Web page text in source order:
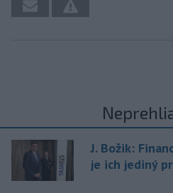
J. Božik:
je ich jediný